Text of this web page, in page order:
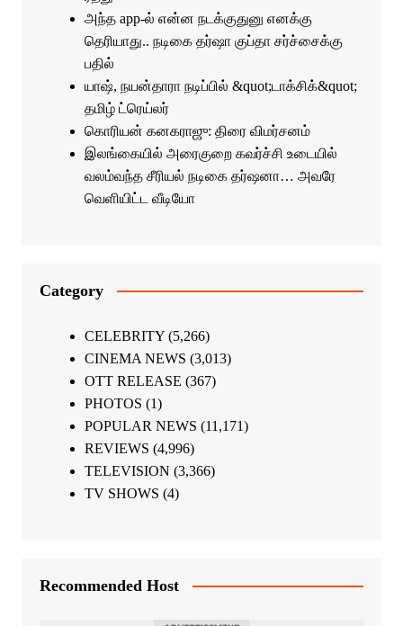
அந்த app-ல் என்ன நடக்குதுனு எனக்கு
தெரியாது.. நடிகை தர்ஷா குப்தா சர்ச்சைக்கு
பதில்
யாஷ், நயன்தாரா நடிப்பில் &quot;டாக்சிக்&quot;
தமிழ் ட்ரெய்லர்
கொரியன் கனகராஜு: திரை விமர்சனம்
இலங்கையில் அரைகுறை கவர்ச்சி உடையில்
வலம்வந்த சீரியல் நடிகை தர்ஷனா… அவரே
வெளியிட்ட வீடியோ
Category
CELEBRITY(5,266)
CINEMA NEWS (3,013)
OTT RELEASE (367)
PHOTOS (1)
POPULAR NEWS (11,171)
REVIEWS (4,996)
TELEVISION (3,366)
TV SHOWS (4)
Recommended Host